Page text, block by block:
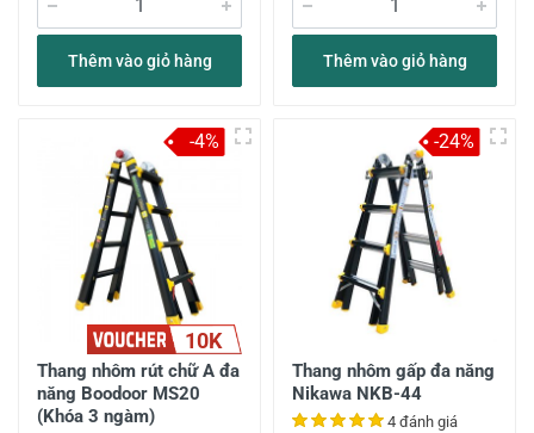
Thêm vào giỏ hàng Thêm vào giỏ hàng
10K
Thang nhôm rút chữ A đa
năng Boodoor MS20
(Khóa 3 ngàm)
-4%
Thang nhôm gấp đa năng
Nikawa NKB-44
4 đánh giá
-24%